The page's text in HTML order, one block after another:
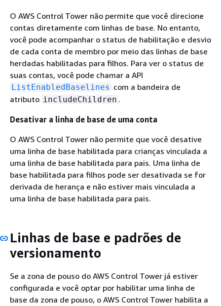
O AWS Control Tower não permite que você direcione
contas diretamente com linhas de base. No entanto,
você pode acompanhar o status de habilitação e desvio
de cada conta de membro por meio das linhas de base
herdadas habilitadas para filhos. Para ver o status de
suas contas, você pode chamar a API
ListEnabledBaselines com a bandeira de
atributo includeChildren .
Desativar a linha de base de uma conta
O AWS Control Tower não permite que você desative
uma linha de base habilitada para crianças vinculada a
uma linha de base habilitada para pais. Uma linha de
base habilitada para filhos pode ser desativada se for
derivada de herança e não estiver mais vinculada a
uma linha de base habilitada para pais.
Linhas de base e padrões de
versionamento
Se a zona de pouso do AWS Control Tower já estiver
configurada e você optar por habilitar uma linha de
base da zona de pouso, o AWS Control Tower habilita a